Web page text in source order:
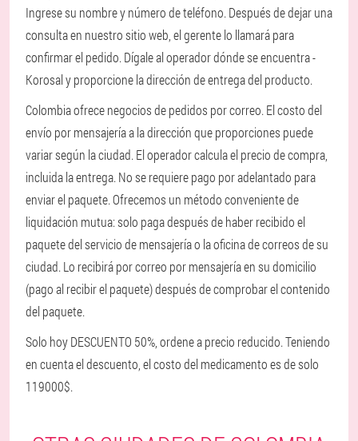
Ingrese su nombre y número de teléfono. Después de dejar una
consulta en nuestro sitio web, el gerente lo llamará para
confirmar el pedido. Dígale al operador dónde se encuentra -
Korosal y proporcione la dirección de entrega del producto.
Colombia ofrece negocios de pedidos por correo. El costo del
envío por mensajería a la dirección que proporciones puede
variar según la ciudad. El operador calcula el precio de compra,
incluida la entrega. No se requiere pago por adelantado para
enviar el paquete. Ofrecemos un método conveniente de
liquidación mutua: solo paga después de haber recibido el
paquete del servicio de mensajería o la oficina de correos de su
ciudad. Lo recibirá por correo por mensajería en su domicilio
(pago al recibir el paquete) después de comprobar el contenido
del paquete.
Solo hoy DESCUENTO 50%, ordene a precio reducido. Teniendo
en cuenta el descuento, el costo del medicamento es de solo
119000$.